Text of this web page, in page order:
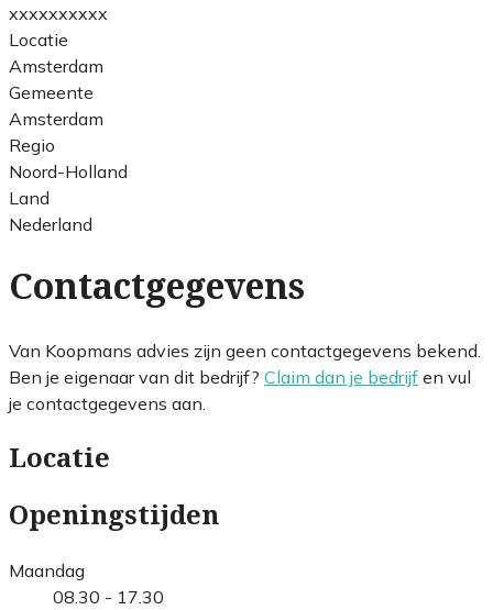
xxxxxxxxxx
Locatie
Amsterdam
Gemeente
Amsterdam
Regio
Noord-Holland
Land
Nederland
Contactgegevens
Van Koopmans advies zijn geen contactgegevens bekend.
Ben je eigenaar van dit bedrijf? Claim dan je bedrijf en vul
je contactgegevens aan.
Locatie
Openingstijden
Maandag
08.30 - 17.30